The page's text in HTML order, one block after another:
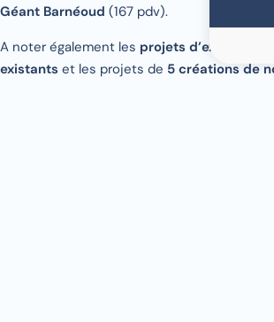
Géant Barnéoud (167 pdv).
A noter également les projets
existants et les projets de 5 créations de